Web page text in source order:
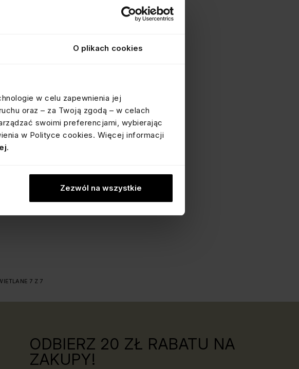
O plikach cookies
w celu zapewnienia jej
oraz – za Twoją zgodą – w celach
swoimi preferencjami, wybierając
w Polityce cookies. Więcej informacji
.
Zezwól na wszystkie
7 Z 7
ODBIERZ 20 ZŁ RABATU NA
ZAKUPY!